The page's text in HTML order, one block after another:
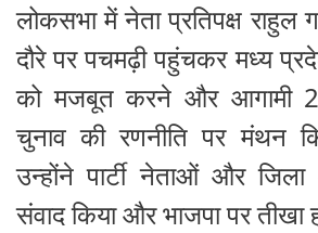
लोकसभा में नेता प्रतिपक्ष राहुल
दौरे पर पचमढ़ी पहुंचकर मध्य
को मजबूत करने और आगामी
चुनाव की रणनीति पर मंथन
उन्होंने पार्टी नेताओं और जिला
संवाद किया और भाजपा पर तीखा